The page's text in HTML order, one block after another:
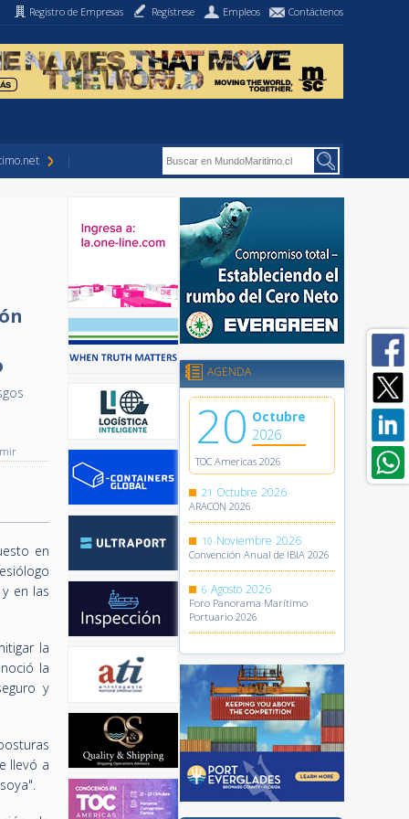
Registro de Empresas Regístrese Empleos Contáctenos
en
en las
la
la
y
llevó a
AGENDA
20 Octubre
2026
TOC Americas 2026
21 Octubre 2026
ARACON 2026
10 Noviembre 2026
Convención Anual de IBIA 2026
6 Agosto 2026
Foro Panorama Marítimo
Portuario 2026